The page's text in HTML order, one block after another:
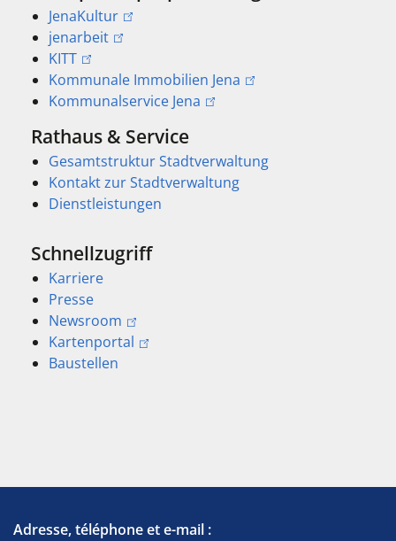
JenaKultur
jenarbeit
KITT
Kommunale Immobilien Jena
Kommunalservice Jena
Rathaus & Service
Gesamtstruktur Stadtverwaltung
Kontakt zur Stadtverwaltung
Dienstleistungen
Schnellzugriff
Karriere
Presse
Newsroom
Kartenportal
Baustellen
Adresse, téléphone et e-mail :